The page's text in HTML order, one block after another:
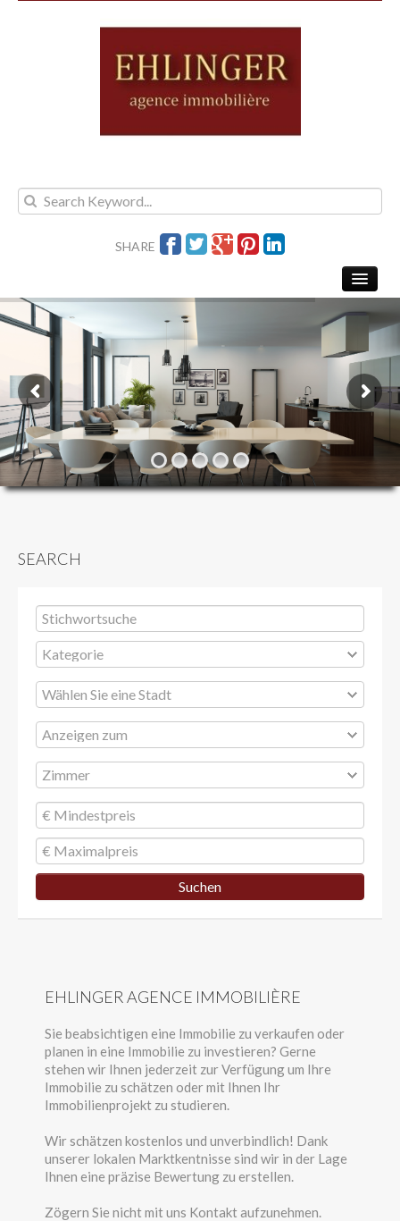
SHARE
KAUFEN
MIETEN
PROJEKTE
FINANZIEREN
SEARCH
EHLINGER AGENCE IMMOBILIÈRE
Sie beabsichtigen eine Immobilie zu verkaufen oder
planen in eine Immobilie zu investieren? Gerne
stehen wir Ihnen jederzeit zur Verfügung um Ihre
Immobilie zu schätzen oder mit Ihnen Ihr
Immobilienprojekt zu studieren.
Wir schätzen kostenlos und unverbindlich! Dank
unserer lokalen Marktkentnisse sind wir in der Lage
Ihnen eine präzise Bewertung zu erstellen.
Zögern Sie nicht mit uns Kontakt aufzunehmen.